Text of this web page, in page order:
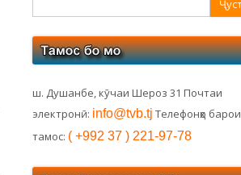
боковая
ш. Душанбе, кӯчаи Шероз 31 Почтаи
электронӣ: info@tvb.tj Телефонҳо барои
тамос: ( +992 37 ) 221-97-78